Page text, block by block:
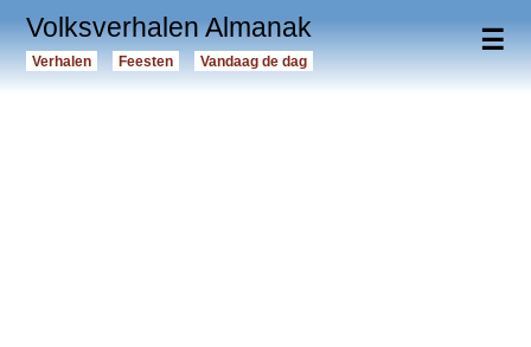
☰
Volksverhalen Almanak
Verhalen Feesten Vandaag de dag